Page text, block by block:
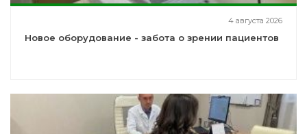
4 августа 2026
Новое оборудование - забота о зрении пациентов